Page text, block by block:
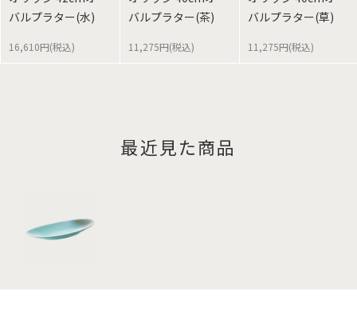
バルプラター(水)
16,610円(税込)
バルプラター(茶)
11,275円(税込)
バルプラター(草)
11,275円(税込)
最近見た商品